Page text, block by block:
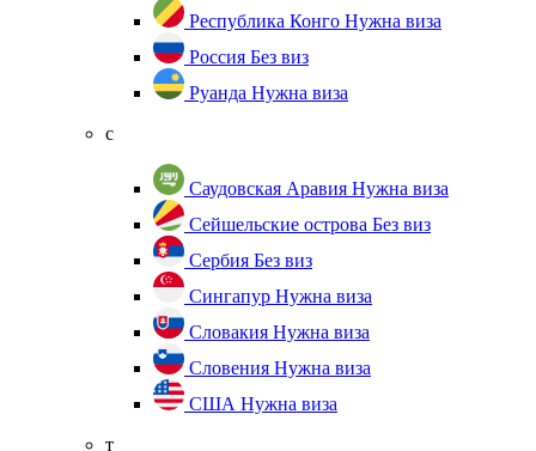
Республика Конго Нужна виза
Россия Без виз
Руанда Нужна виза
с
Саудовская Аравия Нужна виза
Сейшельские острова Без виз
Сербия Без виз
Сингапур Нужна виза
Словакия Нужна виза
Словения Нужна виза
США Нужна виза
т